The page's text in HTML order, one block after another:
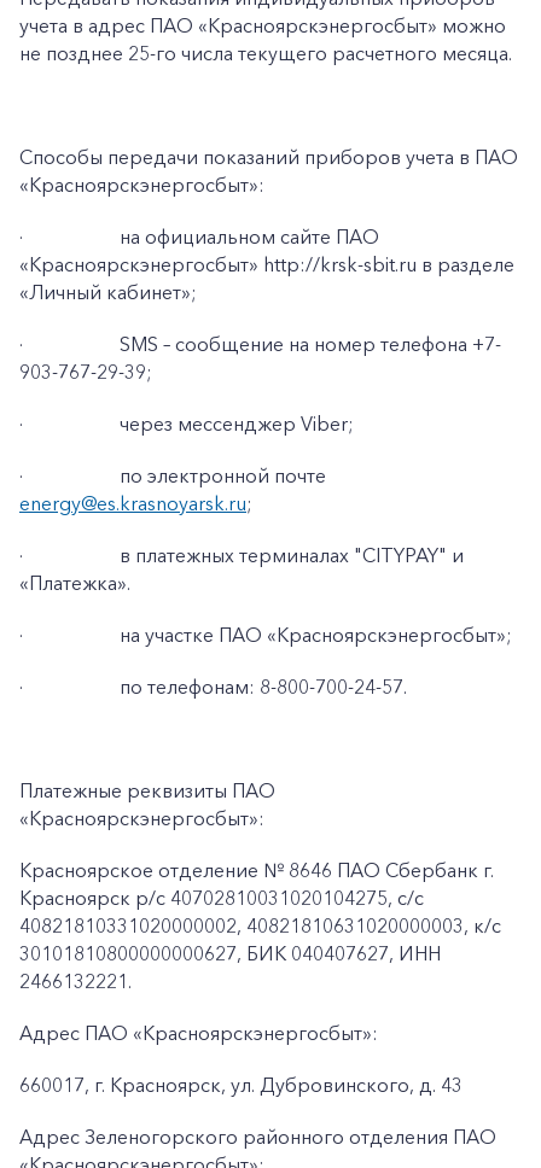
+7-800-700-24-57
Заказать обратный звонок
Частным клиентам
учета в адрес ПАО «Красноярскэнергосбыт» можно
не позднее 25-го числа текущего расчетного месяца.
Способы передачи показаний приборов учета в ПАО
«Красноярскэнергосбыт»:
·
на официальном сайте ПАО
«Красноярскэнергосбыт» http://krsk-sbit.ru в разделе
«Личный кабинет»;
·
SMS – сообщение на номер телефона +7-
903-767-29-39;
· через мессенджер Viber;
·
по электронной почте
energy@es.krasnoyarsk.ru;
·
в платежных терминалах "CITYPAY" и
«Платежка».
· на участке ПАО «Красноярскэнергосбыт»;
· по телефонам: 8-800-700-24-57.
Платежные реквизиты ПАО
«Красноярскэнергосбыт»:
Красноярское отделение № 8646 ПАО Сбербанк г.
Красноярск p/c 40702810031020104275, с/с
40821810331020000002, 40821810631020000003, к/c
30101810800000000627, БИК 040407627, ИНН
2466132221.
Адрес ПАО «Красноярскэнергосбыт»:
660017, г. Красноярск, ул. Дубровинского, д. 43
Адрес Зеленогорского районного отделения ПАО